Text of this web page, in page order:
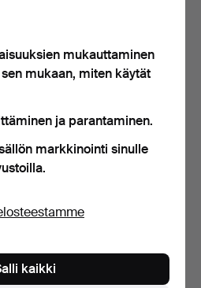
keskeytymätöntä tai
ja Alustalle. Palvelun ja
ja palvelu tarjotaan
ja "kaikkine
sallimissa
eikä Alustan tai palvelun
nimenomaisia eikä
kuten takuuta toimivuudesta,
mukauttaminen
mukaan, miten käytät
ja parantaminen.
markkinointi sinulle
kaikki